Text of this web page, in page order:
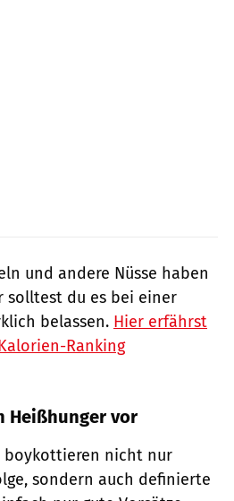
und andere Nüsse haben
solltest du es bei einer
belassen. Hier erfährst
Ranking
Heißhunger vor
boykottieren nicht nur
sondern auch definierte